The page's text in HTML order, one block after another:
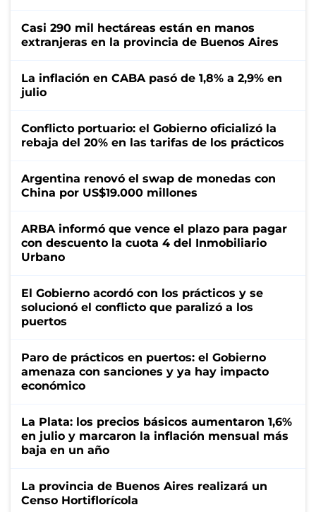
Casi 290 mil hectáreas están en manos
extranjeras en la provincia de Buenos Aires
La inflación en CABA pasó de 1,8% a 2,9% en
julio
Conflicto portuario: el Gobierno oficializó la
rebaja del 20% en las tarifas de los prácticos
Argentina renovó el swap de monedas con
China por US$19.000 millones
ARBA informó que vence el plazo para pagar
con descuento la cuota 4 del Inmobiliario
Urbano
El Gobierno acordó con los prácticos y se
solucionó el conflicto que paralizó a los
puertos
Paro de prácticos en puertos: el Gobierno
amenaza con sanciones y ya hay impacto
económico
La Plata: los precios básicos aumentaron 1,6%
en julio y marcaron la inflación mensual más
baja en un año
La provincia de Buenos Aires realizará un
Censo Hortiflorícola